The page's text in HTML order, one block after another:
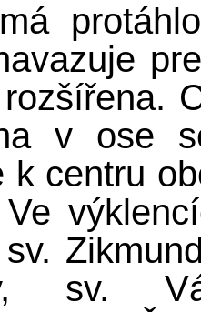
v ose
k centru
Ve
sv.